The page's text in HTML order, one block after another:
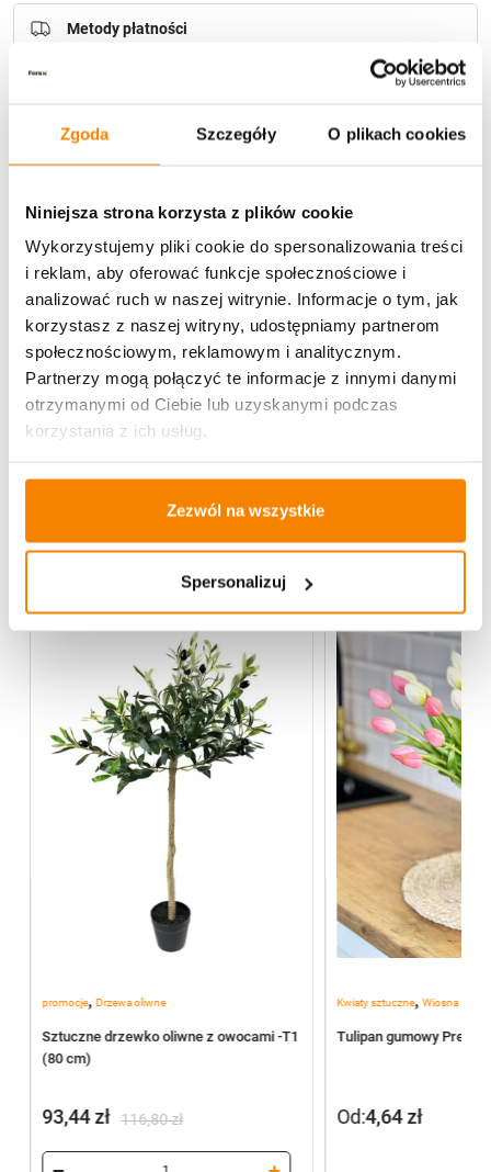
Zgoda Szczegóły O plikach cookies
Niniejsza strona korzysta z plików cookie
Wykorzystujemy pliki cookie do spersonalizowania treści
i reklam, aby oferować funkcje społecznościowe i
analizować ruch w naszej witrynie. Informacje o tym, jak
korzystasz z naszej witryny, udostępniamy partnerom
społecznościowym, reklamowym i analitycznym.
Partnerzy mogą połączyć te informacje z innymi danymi
otrzymanymi od Ciebie lub uzyskanymi podczas
korzystania z ich usług.
Zezwól na wszystkie
Spersonalizuj
Potrzebujesz większą ilość? Zapraszamy do naszej
hurtowniiPrzejdź do hurtowni B2B
Metody płatności
Opis produktu
Specyfikacja
Więcej z kategorii Kwiaty sztuczne
promocje, Drzewa oliwne
Sztuczne drzewko oliwne z owocami -T1
(80 cm)
-20%
116,80zł
cena
93,44zł
cena
Kwiaty sztuczne,Wiosna
Tulipan gumowy
Od:4,64zł